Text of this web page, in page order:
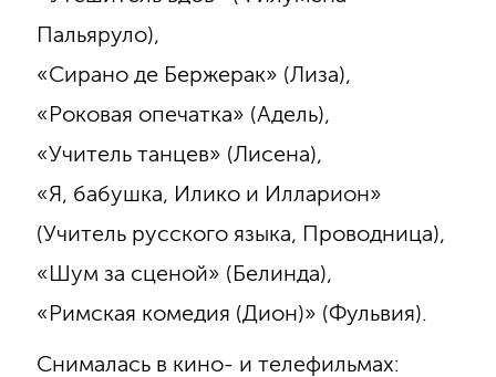
Пальяруло),
«Сирано де Бержерак» (Лиза),
«Роковая опечатка» (Адель),
«Учитель танцев» (Лисена),
«Я, бабушка, Илико и Илларион»
(Учитель русского языка, Проводница),
«Шум за сценой» (Белинда),
«Римская комедия (Дион)» (Фульвия).
Снималась в кино- и телефильмах: